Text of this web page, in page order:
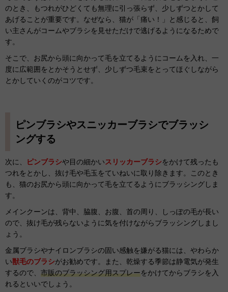
のとき、もつれがひどくても無理に引っ張らず、少しずつとかして
あげることが重要です。なぜなら、猫が「痛い！」と感じると、飼
い主さんがコームやブラシを見せただけで逃げるようになるためで
す。
そこで、お尻から頭に向かって毛を立てるようにコームを入れ、一
度に広範囲をとかそうとせず、少しずつ毛束をとってほぐしながら
とかしていくのがコツです。
ピンブラシやスニッカーブラシでブラッシ
ングする
次に、 ピンブラシや目の細かいスリッカーブラシをかけて残ったも
つれをとかし、抜け毛や毛玉をていねいに取り除きます。このとき
も、猫のお尻から頭に向かって毛を立てるようにブラッシングしま
す。
メインクーンは、背中、脇腹、お腹、首の周り、しっぽの毛が長い
ので、抜け毛が残らないように気を付けながらブラッシングしまし
ょう。
金属ブラシやナイロンブラシの固い感触を嫌がる猫には、やわらか
い獣毛のブラシがお勧めです。また、乾燥する季節は静電気が発生
するので、 市販のブラッシング用スプレーをかけてからブラシを入
れるといいでしょう。